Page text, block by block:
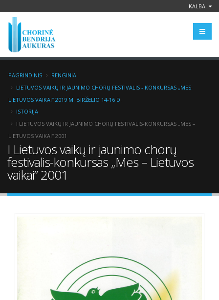
KALBA
PAGRINDINIS
RENGINIAI
LIETUVOS VAIKŲ IR JAUNIMO CHORŲ FESTIVALIS - KONKURSAS „MES
LIETUVOS VAIKAI“ 2019 M. BIRŽELIO 14-16 D.
ISTORIJA
I LIETUVOS VAIKŲ IR JAUNIMO CHORŲ FESTIVALIS-KONKURSAS „MES –
LIETUVOS VAIKAI“ 2001
I Lietuvos vaikų ir jaunimo chorų
festivalis-konkursas „Mes – Lietuvos
vaikai“ 2001